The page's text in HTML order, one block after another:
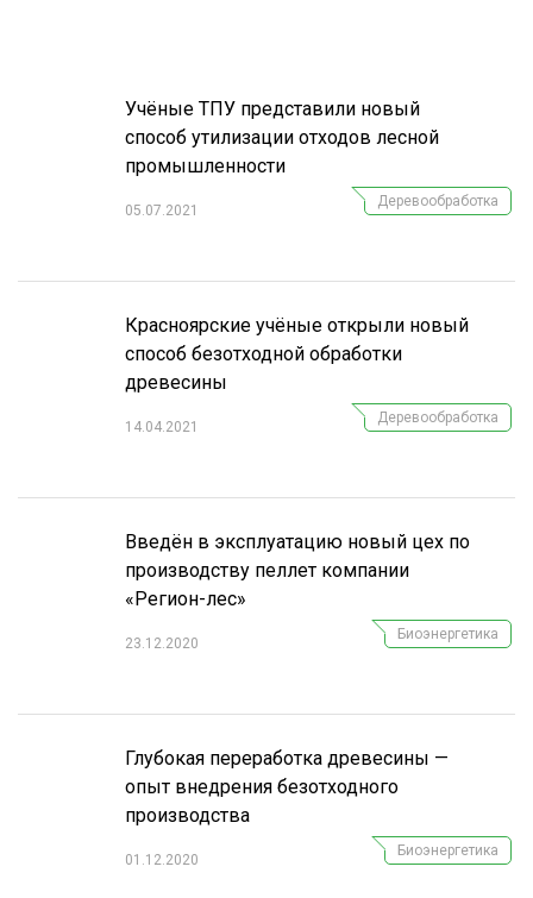
Учёные ТПУ представили новый
способ утилизации отходов лесной
промышленности
05.07.2021
Деревообработка
Красноярские учёные открыли новый
способ безотходной обработки
древесины
14.04.2021
Деревообработка
Введён в эксплуатацию новый цех по
производству пеллет компании
«Регион-лес»
23.12.2020
Биоэнергетика
Глубокая переработка древесины —
опыт внедрения безотходного
производства
01.12.2020
Биоэнергетика